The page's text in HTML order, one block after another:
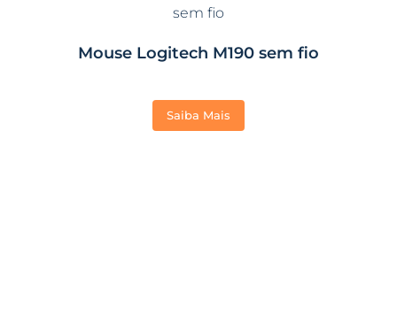
Mouse Logitech M190 sem fio
Saiba Mais